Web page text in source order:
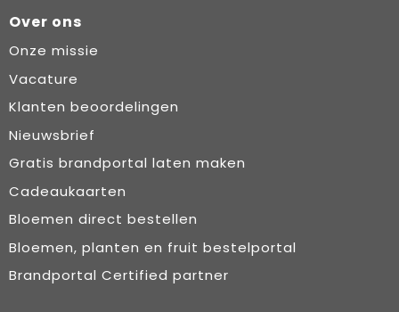
Over ons
Onze missie
Vacature
Klanten beoordelingen
Nieuwsbrief
Gratis brandportal laten maken
Cadeaukaarten
Bloemen direct bestellen
Bloemen, planten en fruit bestelportal
Brandportal Certified partner